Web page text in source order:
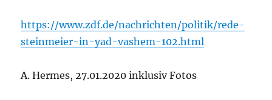
https://www.zdf.de/nachrichten/politik/rede-
steinmeier-in-yad-vashem-102.html
A. Hermes, 27.01.2020 inklusiv Fotos